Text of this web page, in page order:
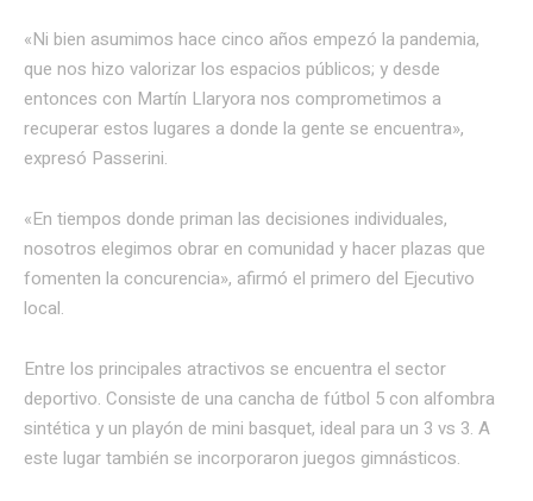
«Ni bien asumimos hace cinco años empezó la pandemia,
que nos hizo valorizar los espacios públicos; y desde
entonces con Martín Llaryora nos comprometimos a
recuperar estos lugares a donde la gente se encuentra»,
expresó Passerini.
«En tiempos donde priman las decisiones individuales,
nosotros elegimos obrar en comunidad y hacer plazas que
fomenten la concurencia», afirmó el primero del Ejecutivo
local.
Entre los principales atractivos se encuentra el sector
deportivo. Consiste de una cancha de fútbol 5 con alfombra
sintética y un playón de mini basquet, ideal para un 3 vs 3. A
este lugar también se incorporaron juegos gimnásticos.